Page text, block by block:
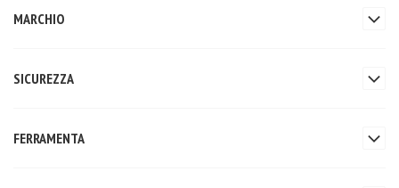
MARCHIO
SICUREZZA
FERRAMENTA